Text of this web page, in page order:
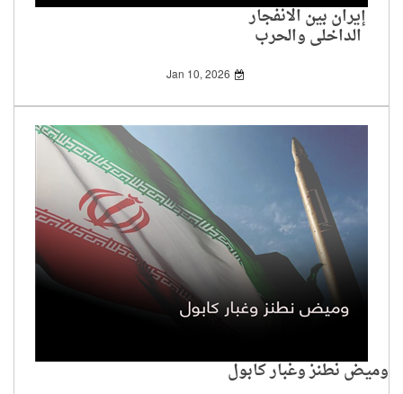
إيران بين الانفجار
الداخلي والحرب
المفتوحة
Jan 10, 2026
وميض نطنز وغبار كابول